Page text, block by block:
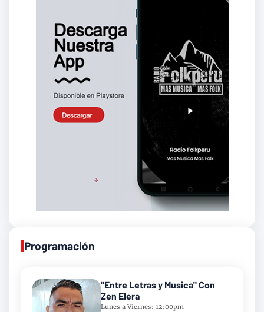
Programación
"Entre Letras y Musica" Con
Zen Elera
Lunes a Viernes: 12:00pm